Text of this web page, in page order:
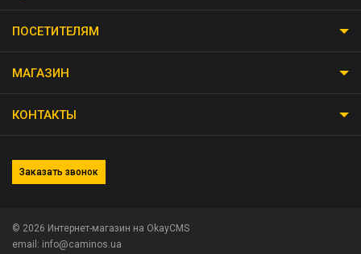
ПОСЕТИТЕЛЯМ
МАГАЗИН
КОНТАКТЫ
Заказать звонок
© 2026 Интернет-магазин на OkayCMS
email: info@caminos.ua